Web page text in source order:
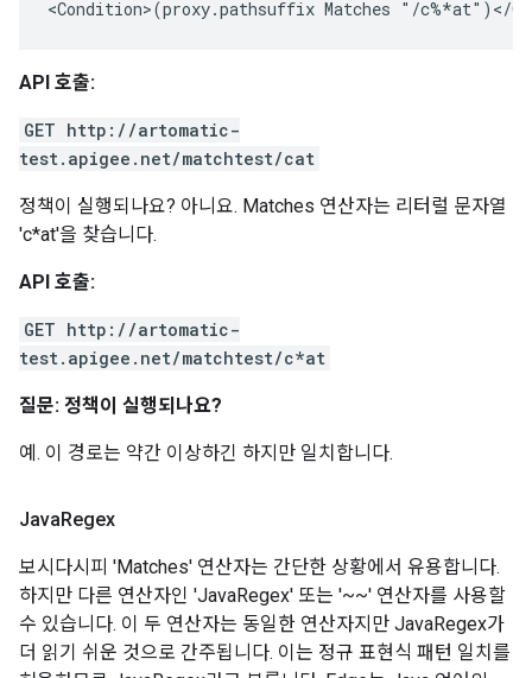
<Condition>(proxy.pathsuffix Matches "/c%*at")</
API 호출:
GET http://artomatic-
test.apigee.net/matchtest/cat
정책이 실행되나요? 아니요. Matches 연산자는 리터럴 문자열
'c*at'을 찾습니다.
API 호출:
GET http://artomatic-
test.apigee.net/matchtest/c*at
질문: 정책이 실행되나요?
예. 이 경로는 약간 이상하긴 하지만 일치합니다.
JavaRegex
보시다시피 'Matches' 연산자는 간단한 상황에서 유용합니다.
하지만 다른 연산자인 'JavaRegex' 또는 '~~' 연산자를 사용할
수 있습니다. 이 두 연산자는 동일한 연산자지만 JavaRegex가
더 읽기 쉬운 것으로 간주됩니다. 이는 정규 표현식 패턴 일치를